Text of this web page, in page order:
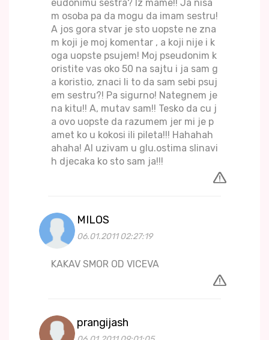
eudonimu sestra? Iz mame!! Ja nisa
m osoba pa da mogu da imam sestru!
A jos gora stvar je sto uopste ne zna
m koji je moj komentar , a koji nije i k
oga uopste psujem! Moj pseudonim k
oristite vas oko 50 na sajtu i ja sam g
a koristio, znaci li to da sam sebi psuj
em sestru?! Pa sigurno! Nategnem je
na kitu!! A, mutav sam!! Tesko da cu j
a ovo uopste da razumem jer mi je p
amet ko u kokosi ili pileta!!! Hahahah
ahaha! Al uzivam u glu.ostima slinavi
h djecaka ko sto sam ja!!!
MILOS
06.01.2011 02:27:19
KAKAV SMOR OD VICEVA
prangijash